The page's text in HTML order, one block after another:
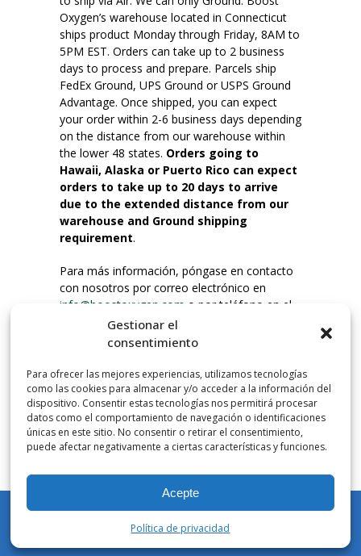
Gestionar el
consentimiento
Para ofrecer las mejores experiencias, utilizamos tecnologías
como las cookies para almacenar y/o acceder a la información del
dispositivo. Consentir estas tecnologías nos permitirá procesar
datos como el comportamiento de navegación o identificaciones
únicas en este sitio. No consentir o retirar el consentimiento,
puede afectar negativamente a ciertas características y funciones.
Acepte
Política de privacidad
Oxygen’s warehouse located in Connecticut
ships product Monday through Friday, 8AM to
5PM EST. Orders can take up to 2 business
days to process and prepare. Parcels ship
FedEx Ground, UPS Ground or USPS Ground
Advantage. Once shipped, you can expect
your order within 2-6 business days depending
on the distance from our warehouse within
the lower 48 states. Orders going to
Hawaii, Alaska or Puerto Rico can expect
orders to take up to 20 days to arrive
due to the extended distance from our
warehouse and Ground shipping
requirement.
Para más información, póngase en contacto
con nosotros por correo electrónico en
info@boostoxygen.com o por teléfono en el
203.331.8100.
INSTRUCCIONES DE USO
Colocar hasta la boca, presionar firmemente
el botón e inhalar. Coloque la mascarilla
debajo de la nariz y sobre la boca. Presione el
gatillo hacia abajo para activar el flujo. Inspire
por la boca.
NÚMERO DE INHALACIONES
Los botes de bolsillo Boost Oxygen contienen
más de 3 litros de oxígeno respirable de
Aviator. Esto equivale a aproximadamente 60